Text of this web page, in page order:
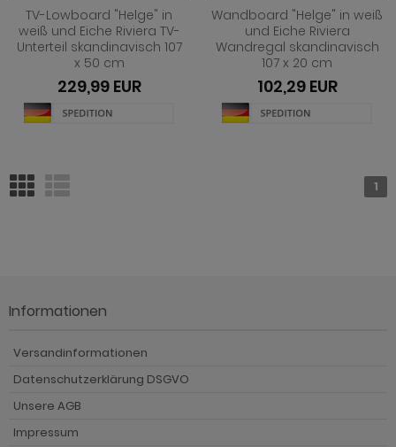
TV-Lowboard "Helge" in
weiß und Eiche Riviera TV-
Unterteil skandinavisch 107
x 50 cm
229,99 EUR
Wandboard "Helge" in weiß
und Eiche Riviera
Wandregal skandinavisch
107 x 20 cm
102,29 EUR
1
Informationen
Versandinformationen
Datenschutzerklärung DSGVO
Unsere AGB
Impressum
Scandik
Sena
Sentra
Seyne
Stove Old Style hell
Tomaso
Vestland